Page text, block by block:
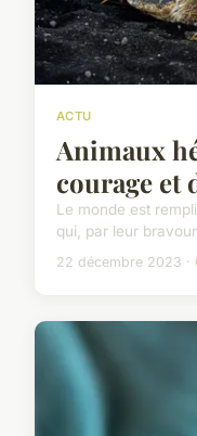
ACTU
Animaux
courage et
Le monde est
qui, par leur
22 décembre 2023 ·